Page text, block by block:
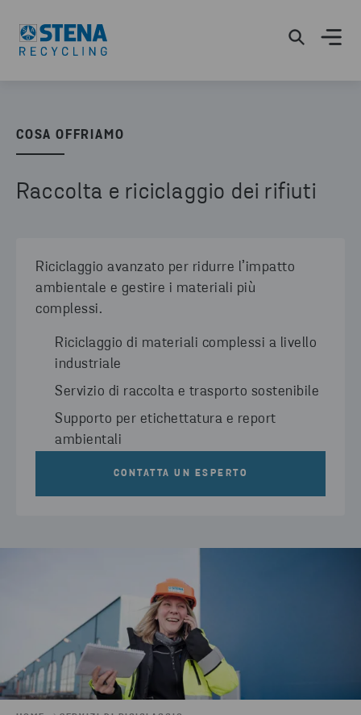
COSA OFFRIAMO
Raccolta e riciclaggio dei rifiuti
Riciclaggio avanzato per ridurre l’impatto
ambientale e gestire i materiali più
complessi.
Riciclaggio di materiali complessi a livello
industriale
Servizio di raccolta e trasporto sostenibile
Supporto per etichettatura e report
ambientali
CONTATTA UN ESPERTO